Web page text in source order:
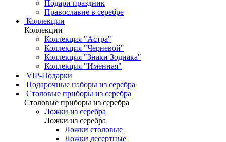
Подари праздник
Православие в серебре
Коллекции
Коллекции
Коллекция "Астра"
Коллекция "Черневой"
Коллекция "Знаки Зодиака"
Коллекция "Именная"
VIP-Подарки
Подарочные наборы из серебра
Столовые приборы из серебра
Столовые приборы из серебра
Ложки из серебра
Ложки из серебра
Ложки столовые
Ложки десертные